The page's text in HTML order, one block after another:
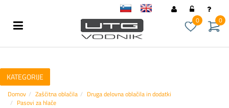
0
0
KATEGORIJE
Domov Zaščitna oblačila
Druga delovna oblačila in dodatki
Pasovi za hlače